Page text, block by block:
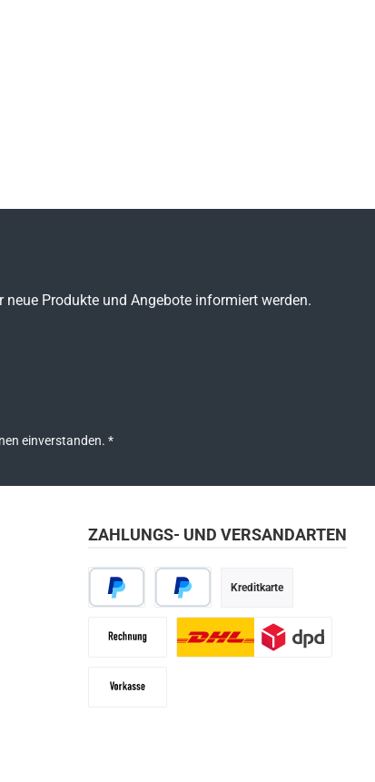
Produkte und Angebote informiert werden.
einverstanden. *
ZAHLUNGS- UND VERSANDARTEN
Später bezahlen
Kreditkarte